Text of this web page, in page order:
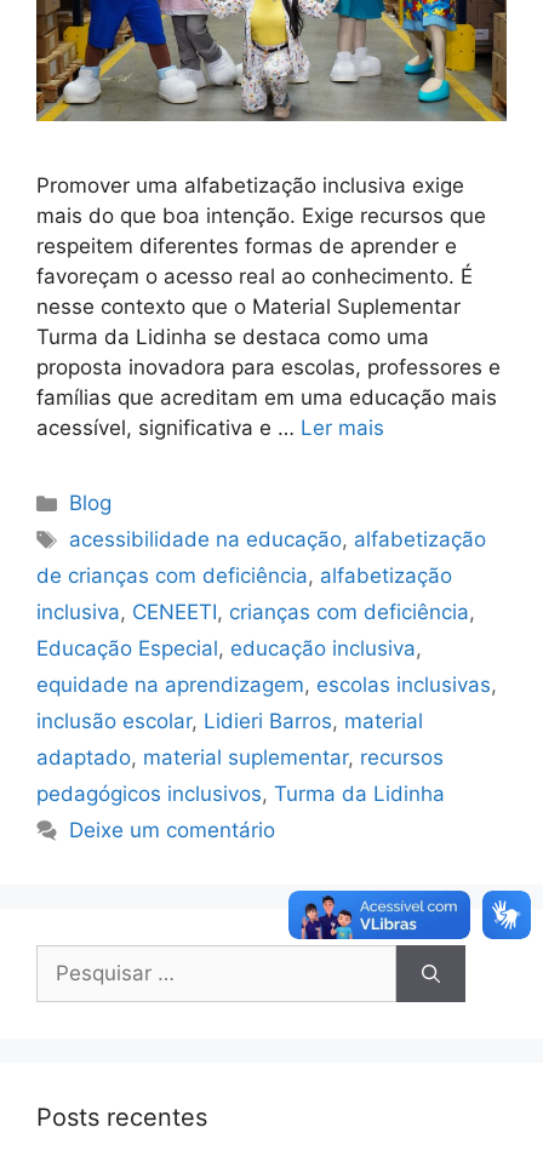
Promover uma alfabetização inclusiva exige
mais do que boa intenção. Exige recursos que
respeitem diferentes formas de aprender e
favoreçam o acesso real ao conhecimento. É
nesse contexto que o Material Suplementar
Turma da Lidinha se destaca como uma
proposta inovadora para escolas, professores e
famílias que acreditam em uma educação mais
acessível, significativa e … Ler mais
Blog
acessibilidade na educação, alfabetização
de crianças com deficiência, alfabetização
inclusiva, CENEETI, crianças com deficiência,
Educação Especial, educação inclusiva,
equidade na aprendizagem, escolas inclusivas,
inclusão escolar, Lidieri Barros, material
adaptado, material suplementar, recursos
pedagógicos inclusivos, Turma da Lidinha
Deixe um comentário
Posts recentes